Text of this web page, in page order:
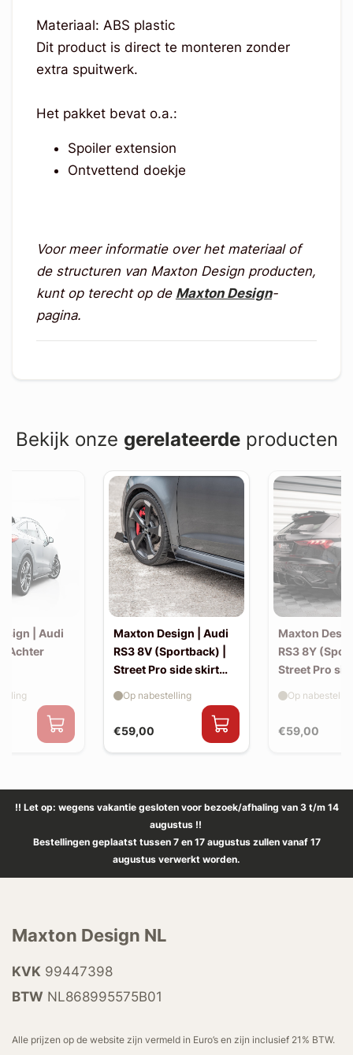
Materiaal: ABS plastic
Dit product is direct te monteren zonder
extra spuitwerk.
Het pakket bevat o.a.:
Spoiler extension
Ontvettend doekje
Voor meer informatie over het materiaal of
de structuren van Maxton Design producten,
kunt op terecht op de Maxton Design-
pagina.
Bekijk onze gerelateerdeproducten
| Audi
| Achter
Maxton Design | Audi
RS3 8V (Sportback) |
Street Pro side skirt
€59,00
Op nabestelling
Maxton
RS3 8Y
Street Pro
€59,00
Op
!! Let op: wegens vakantie gesloten voor bezoek/afhaling van 3 t/m 14
augustus !!
Bestellingen geplaatst tussen 7 en 17 augustus zullen vanaf 17
augustus verwerkt worden.
Maxton Design NL
KVK 99447398
BTW NL868995575B01
Alle prijzen op de website zijn vermeld in Euro’s en zijn inclusief 21% BTW.